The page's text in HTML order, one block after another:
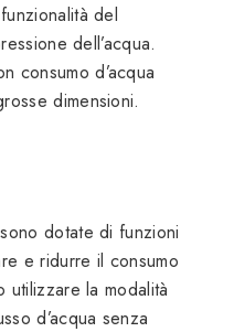
del
dell’acqua.
consumo d’acqua
dimensioni.
dotate di funzioni
e ridurre il consumo
la modalità
d’acqua senza